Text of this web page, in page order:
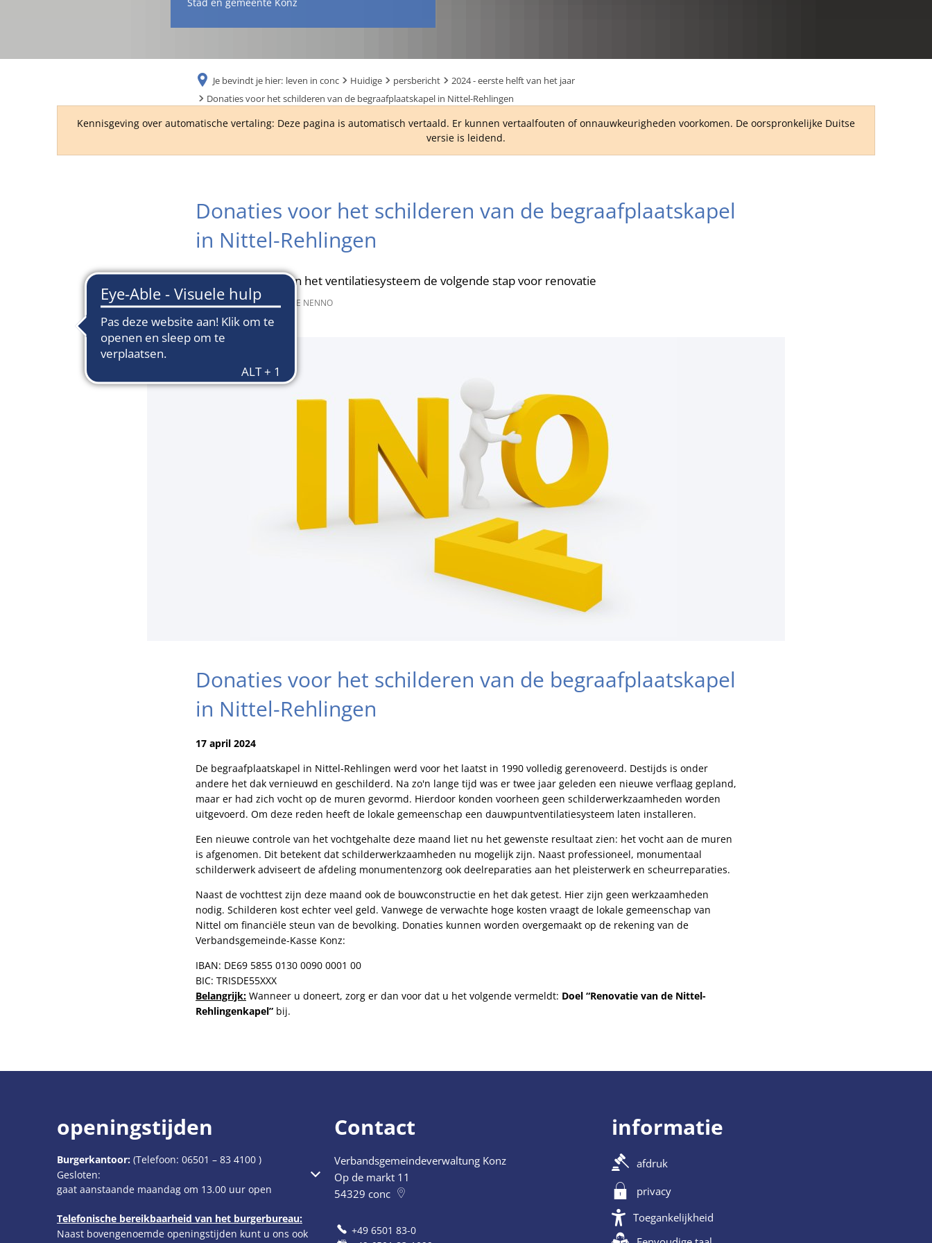
Je bevindt je hier: leven in conc Huidige persbericht
2024 - eerste helft van het jaar
Donaties voor het schilderen van de begraafplaatskapel in Nittel-Rehlingen
Kennisgeving over automatische vertaling: Deze pagina is automatisch vertaald. Er kunnen vertaalfouten of onnauwkeurigheden voorkomen. De oorspronkelijke Duitse
versie is leidend.
Donaties voor het schilderen van de begraafplaatskapel
in Nittel-Rehlingen
Na het plaatsen van het ventilatiesysteem de volgende stap voor renovatie
17 april 2024vanSUSANNE NENNO
Donaties voor het schilderen van de begraafplaatskapel
in Nittel-Rehlingen
17 april 2024
De begraafplaatskapel in Nittel-Rehlingen werd voor het laatst in 1990 volledig gerenoveerd. Destijds is onder
andere het dak vernieuwd en geschilderd. Na zo'n lange tijd was er twee jaar geleden een nieuwe verflaag gepland,
maar er had zich vocht op de muren gevormd. Hierdoor konden voorheen geen schilderwerkzaamheden worden
uitgevoerd. Om deze reden heeft de lokale gemeenschap een dauwpuntventilatiesysteem laten installeren.
Een nieuwe controle van het vochtgehalte deze maand liet nu het gewenste resultaat zien: het vocht aan de muren
is afgenomen. Dit betekent dat schilderwerkzaamheden nu mogelijk zijn. Naast professioneel, monumentaal
schilderwerk adviseert de afdeling monumentenzorg ook deelreparaties aan het pleisterwerk en scheurreparaties.
Naast de vochttest zijn deze maand ook de bouwconstructie en het dak getest. Hier zijn geen werkzaamheden
nodig. Schilderen kost echter veel geld. Vanwege de verwachte hoge kosten vraagt de lokale gemeenschap van
Nittel om financiële steun van de bevolking. Donaties kunnen worden overgemaakt op de rekening van de
Verbandsgemeinde-Kasse Konz:
IBAN: DE69 5855 0130 0090 0001 00
BIC: TRISDE55XXX
Belangrijk: Wanneer u doneert, zorg er dan voor dat u het volgende vermeldt: Doel “Renovatie van de Nittel-
Rehlingenkapel” bij.
openingstijden
Burgerkantoor: (Telefoon: 06501 – 83 4100 )
Klik om extra openings- of sluitingstijden te verbergen
Gesloten:
gaat aanstaande maandag om 13.00 uur open
Telefonische bereikbaarheid van het burgerbureau:
Naast bovengenoemde openingstijden kunt u ons ook
Contact
Verbandsgemeindeverwaltung Konz
Op de markt 11
54329 conc
+49 6501 83-0
informatie
afdruk
privacy
Toegankelijkheid